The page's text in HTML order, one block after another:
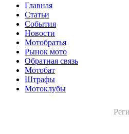
Главная
Статьи
События
Новости
Мотобратья
Рынок мото
Обратная связь
Мотобат
Штрафы
Мотоклубы